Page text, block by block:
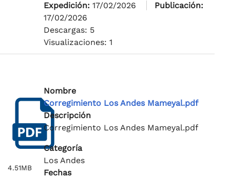
Expedición: 17/02/2026
Publicación:
17/02/2026
Descargas: 5
Visualizaciones: 1
4.51MB
Nombre
Corregimiento Los Andes Mameyal.pdf
Descripción
Corregimiento Los Andes Mameyal.pdf
Categoría
Los Andes
Fechas